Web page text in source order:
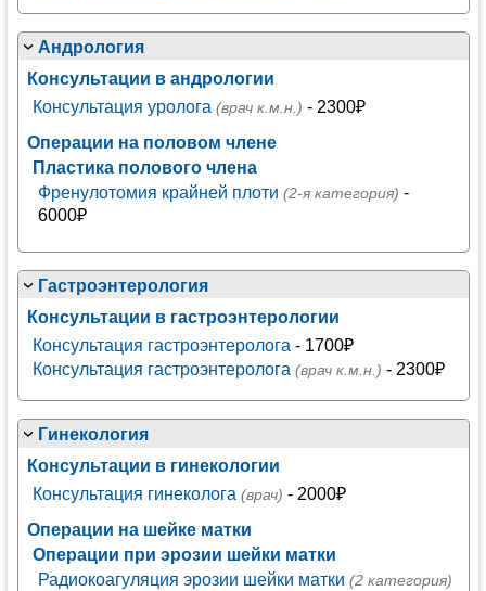
Андрология
Консультации в андрологии
Консультация уролога (врач к.м.н.) - 2300₽
Операции на половом члене
Пластика полового члена
Френулотомия крайней плоти (2-я категория) -
6000₽
Гастроэнтерология
Консультации в гастроэнтерологии
Консультация гастроэнтеролога - 1700₽
Консультация гастроэнтеролога (врач к.м.н.) - 2300₽
Гинекология
Консультации в гинекологии
Консультация гинеколога (врач) - 2000₽
Операции на шейке матки
Операции при эрозии шейки матки
Радиокоагуляция эрозии шейки матки (2 категория)